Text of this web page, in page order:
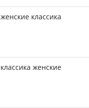
классика
женские